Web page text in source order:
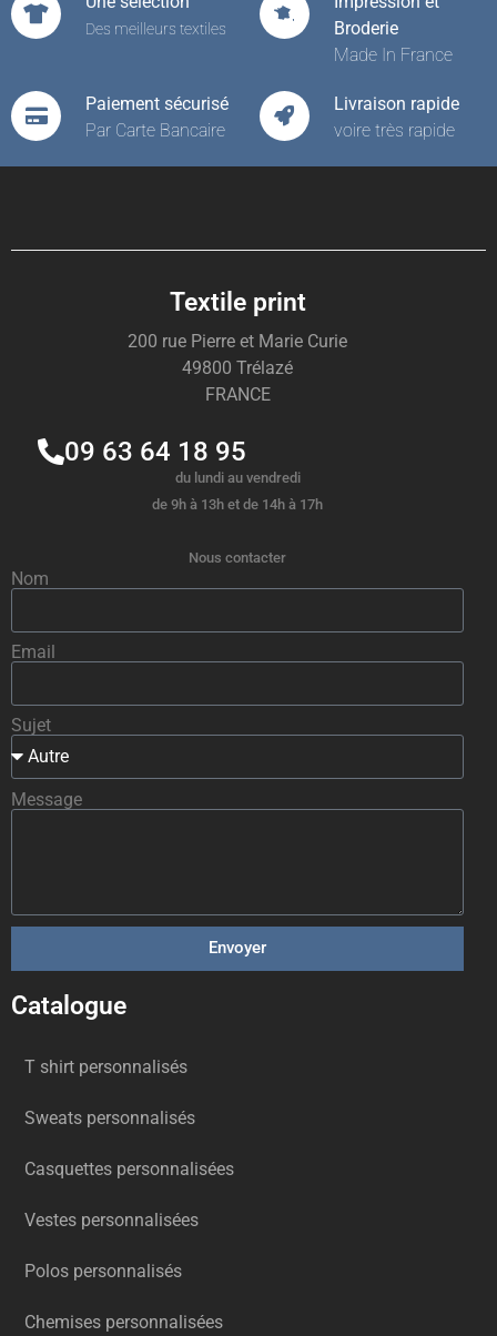
Des meilleurs textiles
Broderie
Made In France
Paiement sécurisé
Par Carte Bancaire
Livraison rapide
voire très rapide
Textile print
200 rue Pierre et Marie Curie
49800 Trélazé
FRANCE
09 63 64 18 95
du lundi au vendredi
de 9h à 13h et de 14h à 17h
Nous contacter
Nom
Email
Sujet
Message
Envoyer
Catalogue
T shirt personnalisés
Sweats personnalisés
Casquettes personnalisées
Vestes personnalisées
Polos personnalisés
Chemises personnalisées